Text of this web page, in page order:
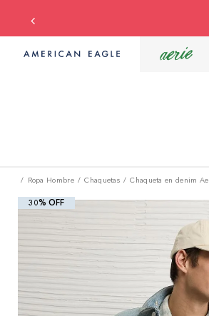
Ropa Hombre Chaquetas Chaqueta en denim Ae
30% OFF